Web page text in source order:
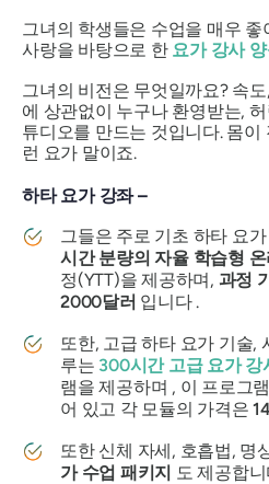
그녀의 학생들은 수업을 매우
사랑을 바탕으로 한 요가 강사
그녀의 비전은 무엇일까요? 속
에 상관없이 누구나 환영받는,
튜디오를 만드는 것입니다. 몸
런 요가 말이죠.
하타 요가 강좌 –
그들은 주로 기초 하타 요
시간 분량의 자율 학습형
정(YTT)을 제공하며, 과정
2000달러 입니다 .
또한, 고급 하타 요가 기술,
루는 300시간 고급 요가 강
램을 제공하며 , 이 프로그
어 있고 각 모듈의 가격은
또한 신체 자세, 호흡법, 명
가 수업 패키지 도 제공합